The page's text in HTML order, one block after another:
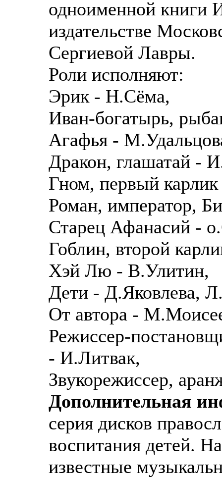
одноименной книги
издательстве
Сергиевой Лавры.
Роли исполняют:
Эрик - Н.Сёма,
Иван-богатырь,
Агафья -
Дракон, глашатай -
Гном, первый
Роман, император,
Старец Афанасий -
Гоблин, второй
Хэй Лю - В.Улитин,
Дети - Д.Яковлева,
От автора -
Режиссер-
- И.Литвак,
Звукорежиссер,
Дополнительная
серия дисков
воспитания детей.
известные